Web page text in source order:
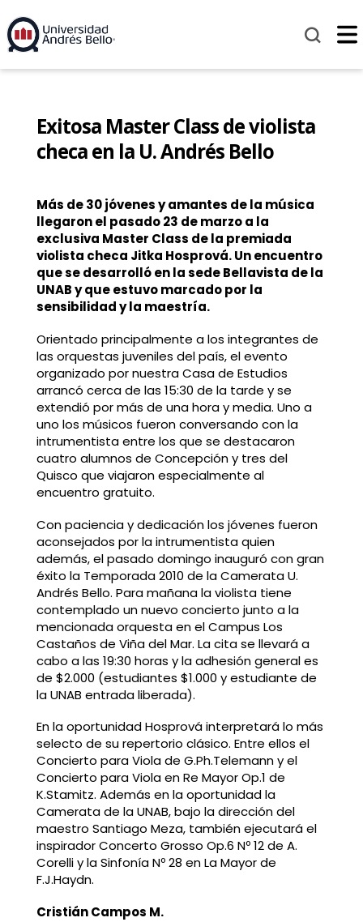
Exitosa Master Class de violista
checa en la U. Andrés Bello
Más de 30 jóvenes y amantes de la música
llegaron el pasado 23 de marzo a la
exclusiva Master Class de la premiada
violista checa Jitka Hosprová. Un encuentro
que se desarrolló en la sede Bellavista de la
UNAB y que estuvo marcado por la
sensibilidad y la maestría.
Orientado principalmente a los integrantes de
las orquestas juveniles del país, el evento
organizado por nuestra Casa de Estudios
arrancó cerca de las 15:30 de la tarde y se
extendió por más de una hora y media. Uno a
uno los músicos fueron conversando con la
intrumentista entre los que se destacaron
cuatro alumnos de Concepción y tres del
Quisco que viajaron especialmente al
encuentro gratuito.
Con paciencia y dedicación los jóvenes fueron
aconsejados por la intrumentista quien
además, el pasado domingo inauguró con gran
éxito la Temporada 2010 de la Camerata U.
Andrés Bello. Para mañana la violista tiene
contemplado un nuevo concierto junto a la
mencionada orquesta en el Campus Los
Castaños de Viña del Mar. La cita se llevará a
cabo a las 19:30 horas y la adhesión general es
de $2.000 (estudiantes $1.000 y estudiante de
la UNAB entrada liberada).
En la oportunidad Hosprová interpretará lo más
selecto de su repertorio clásico. Entre ellos el
Concierto para Viola de G.Ph.Telemann y el
Concierto para Viola en Re Mayor Op.1 de
K.Stamitz. Además en la oportunidad la
Camerata de la UNAB, bajo la dirección del
maestro Santiago Meza, también ejecutará el
inspirador Concerto Grosso Op.6 Nº 12 de A.
Corelli y la Sinfonía Nº 28 en La Mayor de
F.J.Haydn.
Cristián Campos M.